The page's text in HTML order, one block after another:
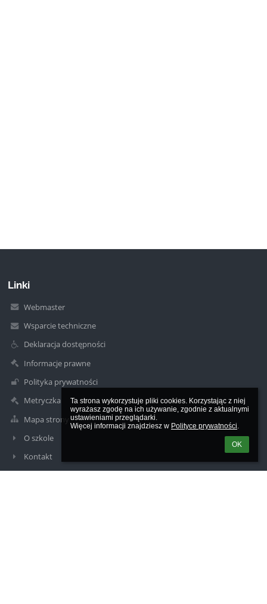
Ta strona wykorzystuje pliki cookies. Korzystając z niej
wyrażasz zgodę na ich używanie, zgodnie z aktualnymi
ustawieniami przeglądarki.
Więcej informacji znajdziesz w Polityce prywatności.
OK
Linki
Webmaster
Wsparcie techniczne
Deklaracja dostępności
Informacje prawne
Polityka prywatności
Metryczka
Mapa strony
O szkole
Kontakt